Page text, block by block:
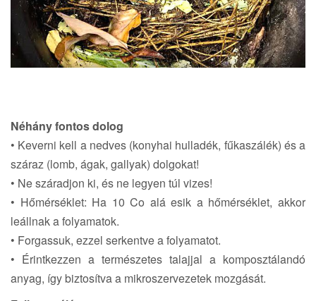
Néhány fontos dolog
• Keverni kell a nedves (konyhai hulladék, fűkaszálék) és a
száraz (lomb, ágak, gallyak) dolgokat!
• Ne száradjon ki, és ne legyen túl vizes!
• Hőmérséklet: Ha 10 Co alá esik a hőmérséklet, akkor
leállnak a folyamatok.
• Forgassuk, ezzel serkentve a folyamatot.
• Érintkezzen a természetes talajjal a komposztálandó
anyag, így biztosítva a mikroszervezetek mozgását.